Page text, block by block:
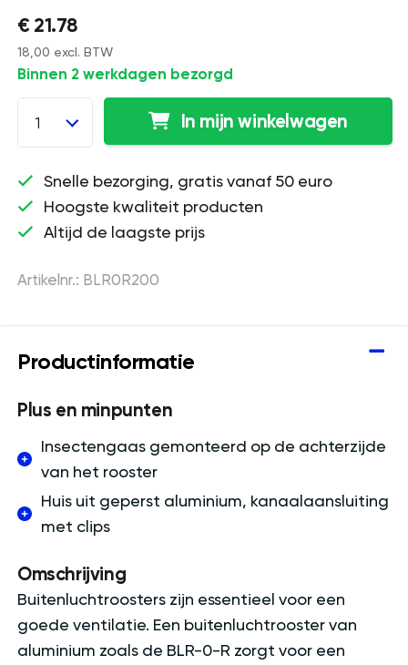
€ 21.78
18,00 excl. BTW
Binnen 2 werkdagen bezorgd
1 In mijn winkelwagen
Snelle bezorging, gratis vanaf 50 euro
Hoogste kwaliteit producten
Altijd de laagste prijs
Artikelnr.: BLR0R200
Productinformatie
Plus en minpunten
Insectengaas gemonteerd op de achterzijde
van het rooster
Huis uit geperst aluminium, kanaalaansluiting
met clips
Omschrijving
Buitenluchtroosters zijn essentieel voor een
goede ventilatie. Een buitenluchtrooster van
aluminium zoals de BLR-0-R zorgt voor een